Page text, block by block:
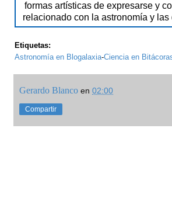
formas artísticas de expresarse y
relacionado con la astronomía y las
Etiquetas:
Astronomía en Blogalaxia-Ciencia en
Gerardo Blanco en 02:00
Compartir